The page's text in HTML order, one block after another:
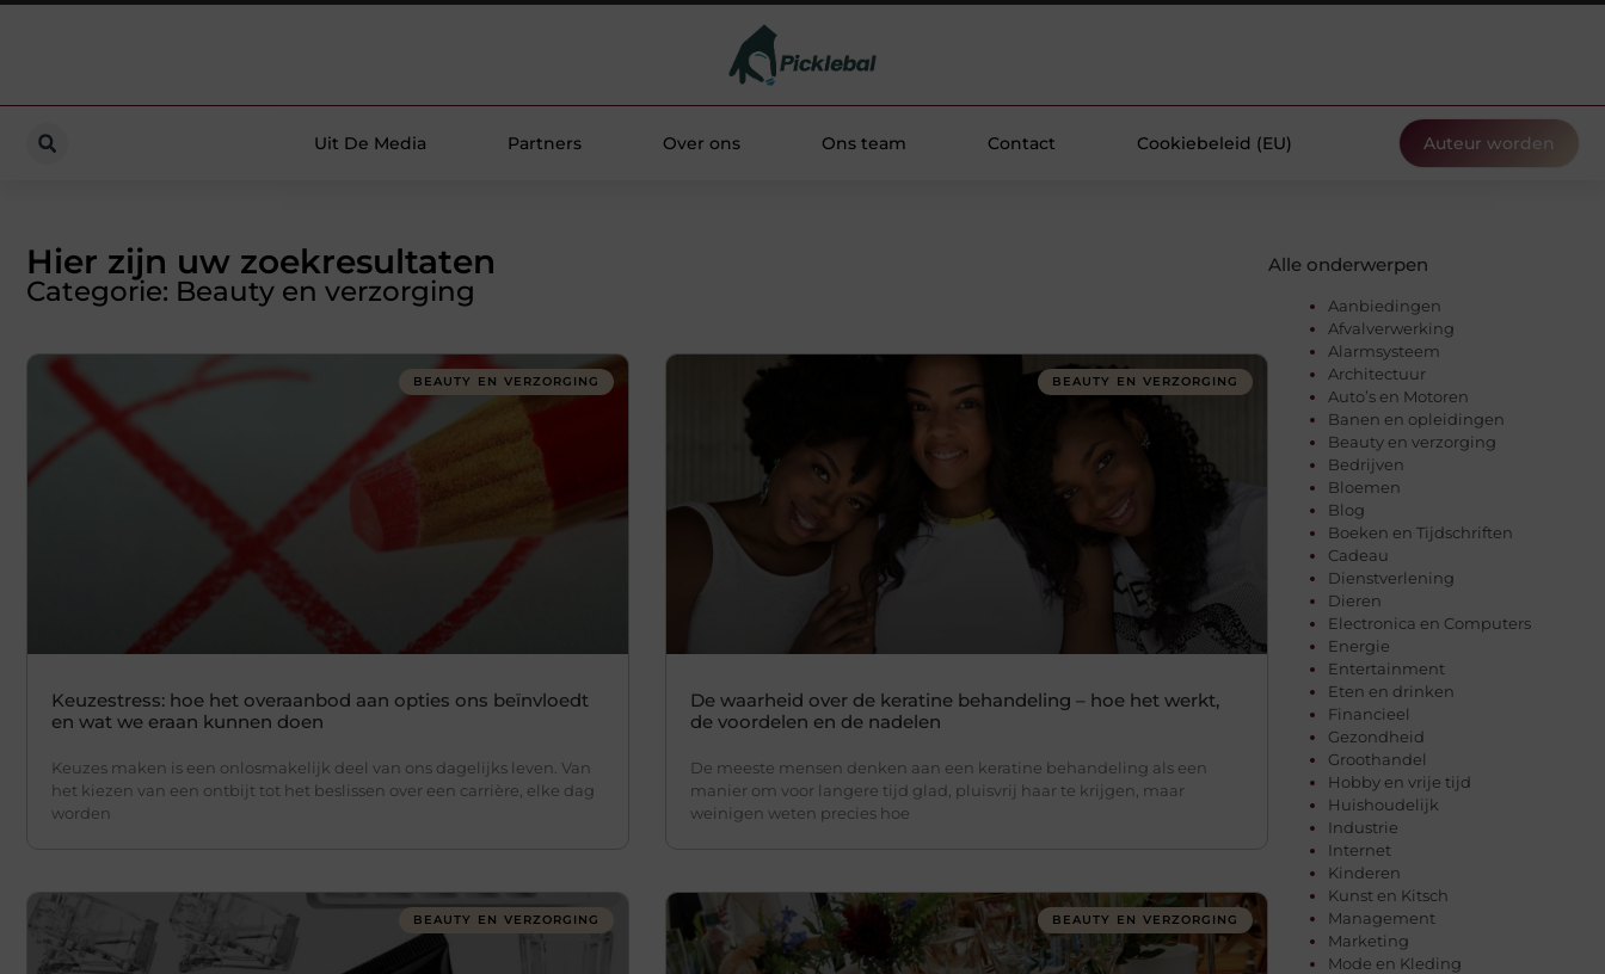
Uit De Media Partners Over ons Ons team Contact Cookiebeleid (EU) Auteur worden
Hier zijn uw zoekresultaten
Categorie: Beauty en verzorging
BEAUTY EN VERZORGING
Keuzestress: hoe het overaanbod aan opties ons beïnvloedt
en wat we eraan kunnen doen
Keuzes maken is een onlosmakelijk deel van ons dagelijks leven. Van
het kiezen van een ontbijt tot het beslissen over een carrière, elke dag
worden
BEAUTY EN VERZORGING
De waarheid over de keratine behandeling – hoe het werkt,
de voordelen en de nadelen
De meeste mensen denken aan een keratine behandeling als een
manier om voor langere tijd glad, pluisvrij haar te krijgen, maar
weinigen weten precies hoe
BEAUTY EN VERZORGING BEAUTY EN VERZORGING
Alle onderwerpen
Aanbiedingen
Afvalverwerking
Alarmsysteem
Architectuur
Auto’s en Motoren
Banen en opleidingen
Beauty en verzorging
Bedrijven
Bloemen
Blog
Boeken en Tijdschriften
Cadeau
Dienstverlening
Dieren
Electronica en Computers
Energie
Entertainment
Eten en drinken
Financieel
Gezondheid
Groothandel
Hobby en vrije tijd
Huishoudelijk
Industrie
Internet
Kinderen
Kunst en Kitsch
Management
Marketing
Mode en Kleding